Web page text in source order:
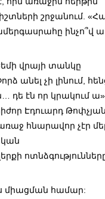
շրջանում.
ինչո՞վ ա
վրայի տանկը
անել չի լինում,
դե էն որ կրակում
Էդուարդ
հնարավոր չէր
միացման համար: